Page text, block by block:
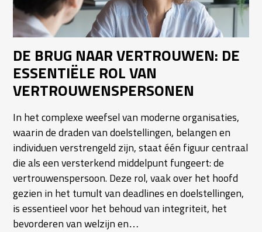
DE BRUG NAAR VERTROUWEN: DE
ESSENTIËLE ROL VAN
VERTROUWENSPERSONEN
In het complexe weefsel van moderne organisaties,
waarin de draden van doelstellingen, belangen en
individuen verstrengeld zijn, staat één figuur centraal
die als een versterkend middelpunt fungeert: de
vertrouwenspersoon. Deze rol, vaak over het hoofd
gezien in het tumult van deadlines en doelstellingen,
is essentieel voor het behoud van integriteit, het
bevorderen van welzijn en…